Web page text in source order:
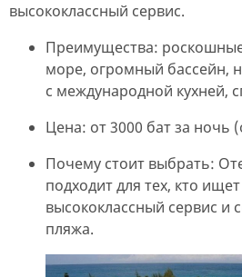
высококлассный сервис.
Преимущества:
море, огромный бассейн,
с международной кухней,
Цена: от 3000 бат за ночь
Почему стоит выбрать:
подходит для тех, кто
высококлассный сервис и
пляжа.